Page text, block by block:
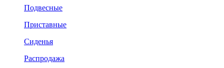
Подвесные
Приставные
Сиденья
Распродажа